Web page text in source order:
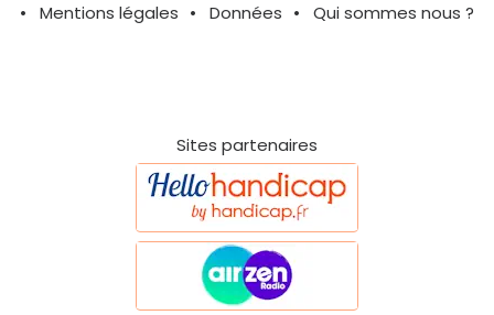
Mentions légales
Données Qui sommes nous ?
Sites partenaires